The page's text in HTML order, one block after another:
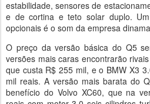
estabilidade, sensores de
e de cortina e teto solar duplo.
opcionais é o som da empresa
O preço da versão básica do Q5
versões mais caras encontrarão
que custa R$ 255 mil, e o BMW X3
mil reais. A versão mais barata do
benefício do Volvo XC60, que na